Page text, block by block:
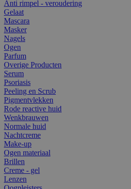
Anti rimpel - veroudering
Gelaat
Mascara
Masker
Nagels
Ogen
Parfum
Overige Producten
Serum
Psoriasis
Peeling en Scrub
Pigmentvlekken
Rode reactive huid
Wenkbrauwen
Normale huid
Nachtcreme
Make-up
Ogen materiaal
Brillen
Creme - gel
Lenzen